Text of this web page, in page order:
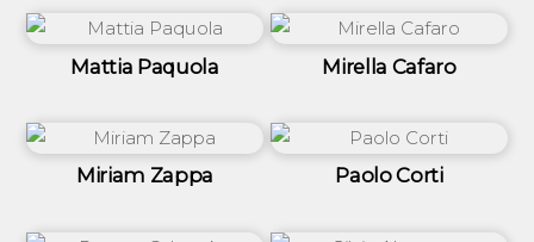
Mattia Paquola Mirella Cafaro
Miriam Zappa Paolo Corti